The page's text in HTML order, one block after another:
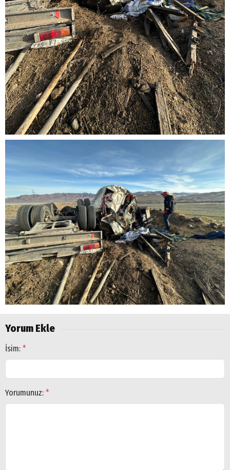
Yorum Ekle
İsim: *
Yorumunuz: *
Arama
Ağrı
Doğubayazıt